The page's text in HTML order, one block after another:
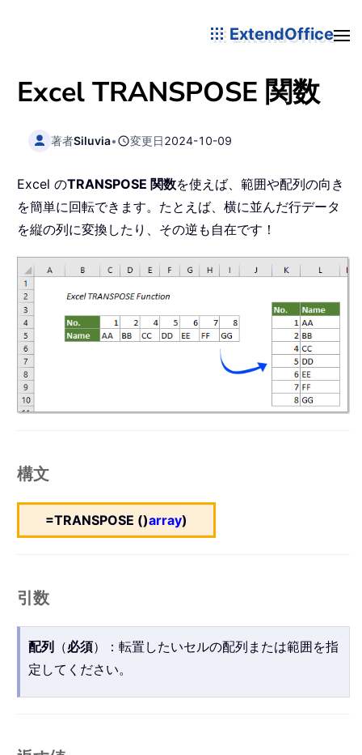
ExtendOffice
ExcelTRANSPOSE 関数
著者Siluvia• 変更日2024-10-09
Excel のTRANSPOSE 関数を使えば、範囲や配列の向き
を簡単に回転できます。たとえば、横に並んだ行データ
を縦の列に変換したり、その逆も自在です！
構文
=TRANSPOSE ()array)
引数
配列 （必須）：転置したいセルの配列または範囲を指
定してください。